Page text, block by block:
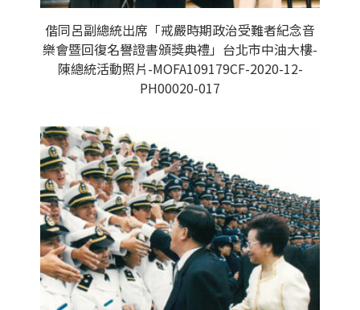
偕同呂副總統出席「戒嚴時期政治受難者紀念音
樂會暨回復名譽證書頒獎典禮」台北市中油大樓-
陳總統活動照片-MOFA109179CF-2020-12-
PH00020-017